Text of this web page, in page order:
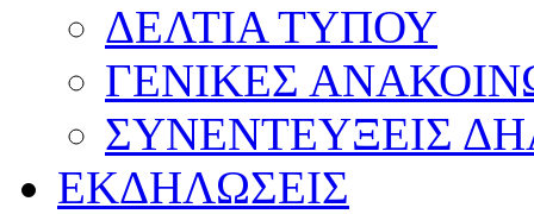
ΔΕΛΤΙΑ ΤΥΠΟΥ
ΓΕΝΙΚΕΣ
ΣΥΝΕΝΤΕΥΞΕΙΣ
ΕΚΔΗΛΩΣΕΙΣ